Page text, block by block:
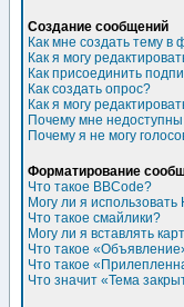
Создание сообщений
Как мне создать тему в
Как я могу
Как присоединить
Как создать опрос?
Как я могу
Почему мне
Почему я не могу
Форматирование
Что такое BBCode?
Могу ли я использовать
Что такое смайлики?
Могу ли я вставлять
Что такое
Что такое
Что значит «Тема